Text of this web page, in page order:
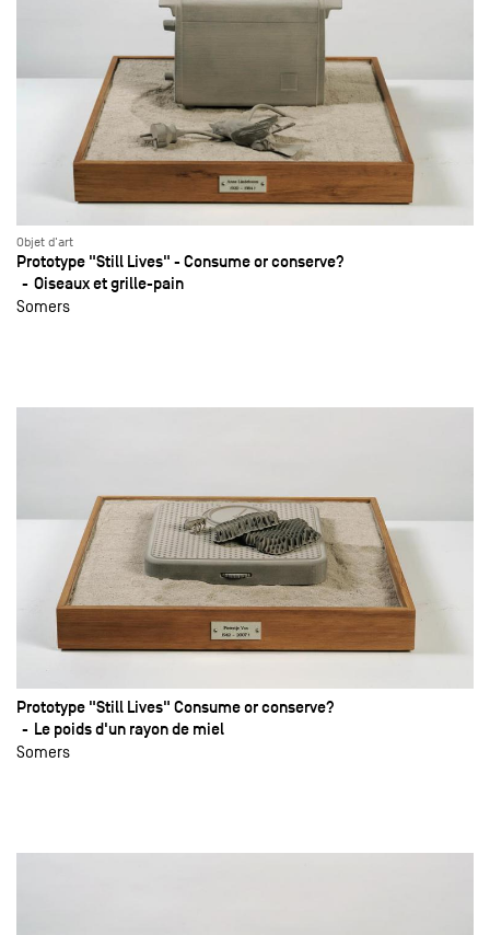
Objet d'art
Prototype "Still Lives" - Consume or conserve?
Oiseaux et grille-pain
Somers
Prototype "Still Lives" Consume or conserve?
Le poids d'un rayon de miel
Somers